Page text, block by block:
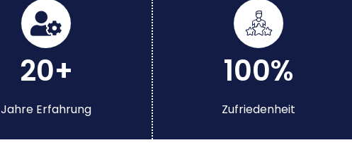
20+
Jahre Erfahrung
100%
Zufriedenheit